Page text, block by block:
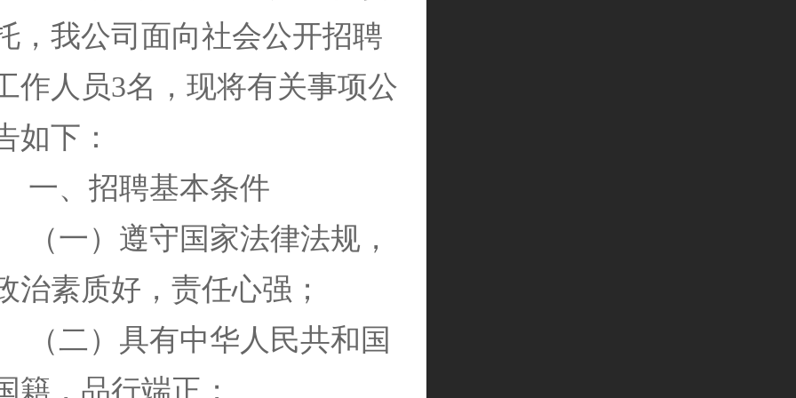
， 我公司 面向社会公开招聘
作人员3名 ， 现将有关事项公
如下 ：
一、 招聘基本条件
（一） 遵守国家法律法规，
治素质好，责任心强；
（二） 具有中华人民共和国
籍， 品行端正 ；